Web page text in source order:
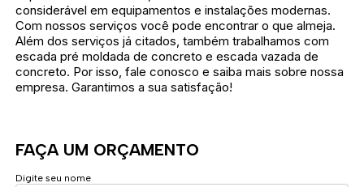
considerável em equipamentos e instalações modernas.
Com nossos serviços você pode encontrar o que almeja.
Além dos serviços já citados, também trabalhamos com
escada pré moldada de concreto e escada vazada de
concreto. Por isso, fale conosco e saiba mais sobre nossa
empresa. Garantimos a sua satisfação!
FAÇA UM ORÇAMENTO
Digite seu nome